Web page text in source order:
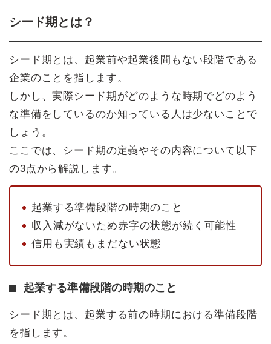
シード期とは？
シード期とは、起業前や起業後間もない段階である
企業のことを指します。
しかし、実際シード期がどのような時期でどのよう
な準備をしているのか知っている人は少ないことで
しょう。
ここでは、シード期の定義やその内容について以下
の3点から解説します。
起業する準備段階の時期のこと
収入減がないため赤字の状態が続く可能性
信用も実績もまだない状態
起業する準備段階の時期のこと
シード期とは、起業する前の時期における準備段階
を指します。